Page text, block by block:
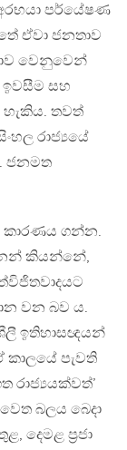
පර්යේෂණ
ඒවා ජනතාව
වෙනුවෙන්
සහ
තවත්
රාජ්‍යයේ
ජනමත
කාරණය ගන්න.
කියන්නේ,
වන බව ය.
ඉතිහාසඥයන්
කාලයේ පැවති
රාජ්‍යයක්වත්’
බලය බෙදා
දෙමළ ප‍්‍රජා